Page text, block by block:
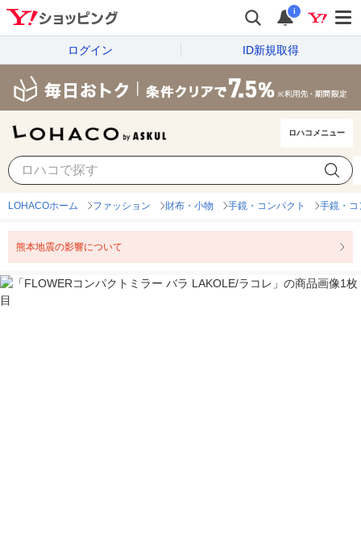
i
ログイン ID新規取得
ロハコメニュー
LOHACOホーム ファッション 財布・小物 手鏡・コンパクト 手鏡・コ
熊本地震の影響について